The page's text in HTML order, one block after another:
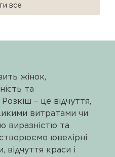
у будь-якій ланці
самі регулювати
і делікатним
моделі з
шпінеллю,
перлами
для тих, хто
та право бути
особливою у кожній
все
жінок,
та
– це відчуття,
витратами чи
виразністю та
ювелірні
відчуття краси і